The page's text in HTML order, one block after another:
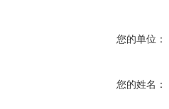
您的单位：
您的姓名：